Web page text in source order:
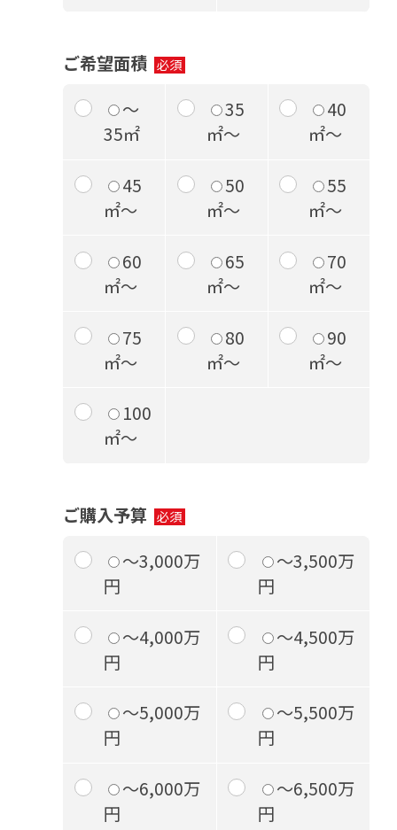
ご希望面積
～
35㎡
35
㎡～
40
㎡～
45
㎡～
50
㎡～
55
㎡～
60
㎡～
65
㎡～
70
㎡～
75
㎡～
80
㎡～
90
㎡～
100
㎡～
ご購入予算
～3,000万
円
～3,500万
円
～4,000万
円
～4,500万
円
～5,000万
円
～5,500万
円
～6,000万
円
～6,500万
円